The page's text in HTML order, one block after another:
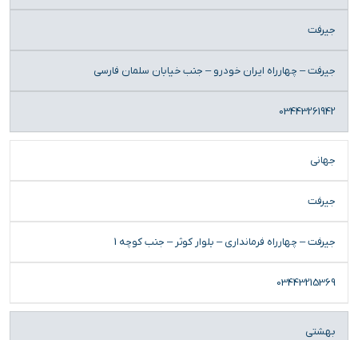
جیرفت
جیرفت – چهارراه ایران خودرو – جنب خیابان سلمان فارسی
03443261942
جهانی
جیرفت
جیرفت – چهارراه فرمانداری – بلوار کوثر – جنب کوچه 1
03443215369
بهشتی